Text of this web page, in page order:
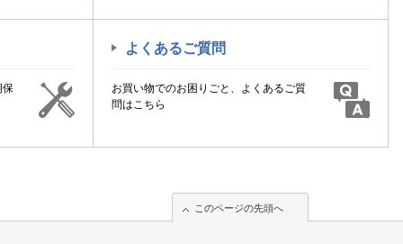
保
よくあるご質問
お買い物でのお困りごと、よくあるご質
問はこちら
このページの先頭へ
このページの先頭へ